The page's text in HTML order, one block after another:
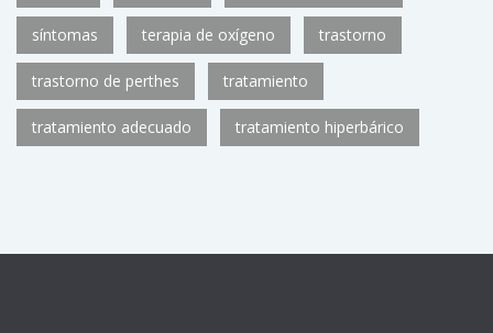
síntomas terapia de oxígeno trastorno
trastorno de perthes tratamiento
tratamiento adecuado tratamiento hiperbárico